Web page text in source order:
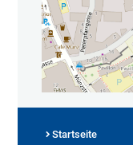
Startseite